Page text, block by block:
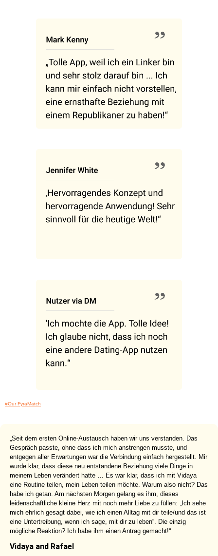
#Our FyraMatch
„Seit dem ersten Online-Austausch haben wir uns verstanden. Das
Gespräch passte, ohne dass ich mich anstrengen musste, und
entgegen aller Erwartungen war die Verbindung einfach hergestellt. Mir
wurde klar, dass diese neu entstandene Beziehung viele Dinge in
meinem Leben verändert hatte … Es war klar, dass ich mit Vidaya
eine Routine teilen, mein Leben teilen möchte. Warum also nicht? Das
habe ich getan. Am nächsten Morgen gelang es ihm, dieses
leidenschaftliche kleine Herz mit noch mehr Liebe zu füllen: „Ich sehe
mich ehrlich gesagt dabei, wie ich einen Alltag mit dir teile/und das ist
eine Untertreibung, wenn ich sage, mit dir zu leben“. Die einzig
mögliche Reaktion? Ich habe ihm einen Antrag gemacht!“
Vidaya and Rafael